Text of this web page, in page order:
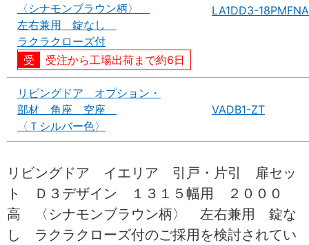
〈シナモンブラウン柄〉
左右兼用 錠なし
ラクラクローズ付
受注から工場出荷まで約6日
LA1DD3-18PMFNA
リビングドア オプション・
部材 角座 空座
〈Ｔシルバー色〉
VADB1-ZT
リビングドア イエリア 引戸・片引 扉セッ
ト Ｄ３デザイン １３１５幅用 ２０００
高 〈シナモンブラウン柄〉 左右兼用 錠な
し ラクラクローズ付のご採用を検討されてい